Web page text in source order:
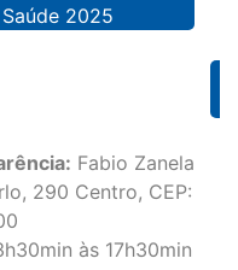
2025
Fabio Zanela
290 Centro, CEP:
às 17h30min